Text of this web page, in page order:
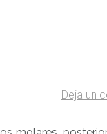
Deja un